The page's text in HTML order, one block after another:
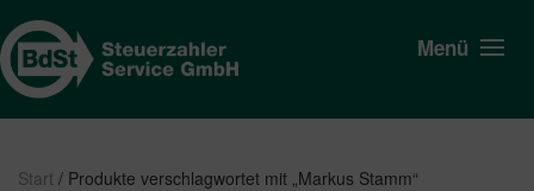
Menü
Start / Produkte verschlagwortet mit „Markus Stamm“